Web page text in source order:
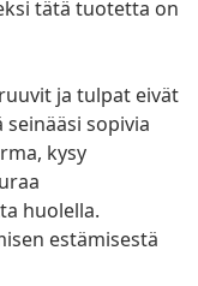
tätä tuotetta on
ja tulpat eivät
sopivia
kysy
huolella.
estämisestä